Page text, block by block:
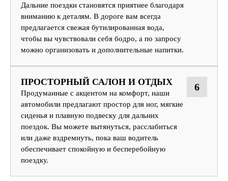
Дальние поездки становятся приятнее благодаря
вниманию к деталям. В дороге вам всегда
предлагается свежая бутилированная вода,
чтобы вы чувствовали себя бодро, а по запросу
можно организовать и дополнительные напитки.
ПРОСТОРНЫЙ САЛОН И ОТДЫХ
Продуманные с акцентом на комфорт, наши
автомобили предлагают простор для ног, мягкие
сиденья и плавную подвеску для дальних
поездок. Вы можете вытянуться, расслабиться
или даже вздремнуть, пока ваш водитель
обеспечивает спокойную и бесперебойную
поездку.
6